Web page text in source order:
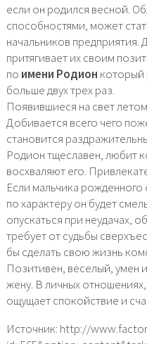
если он родился весной.
способностями, может
начальников предприятия.
притягивает их своим
по имени Родион который
больше двух трех раз.
Появившиеся на свет
Добивается всего чего
становится
Родион тщеславен, любит
восхваляют его.
Если мальчика
по характеру он будет
опускаться при неудачах,
требует от судьбы
бы сделать свою жизнь
Позитивен, веселый, умен
жену. В личных
ощущает спокойствие и
Источник: http://